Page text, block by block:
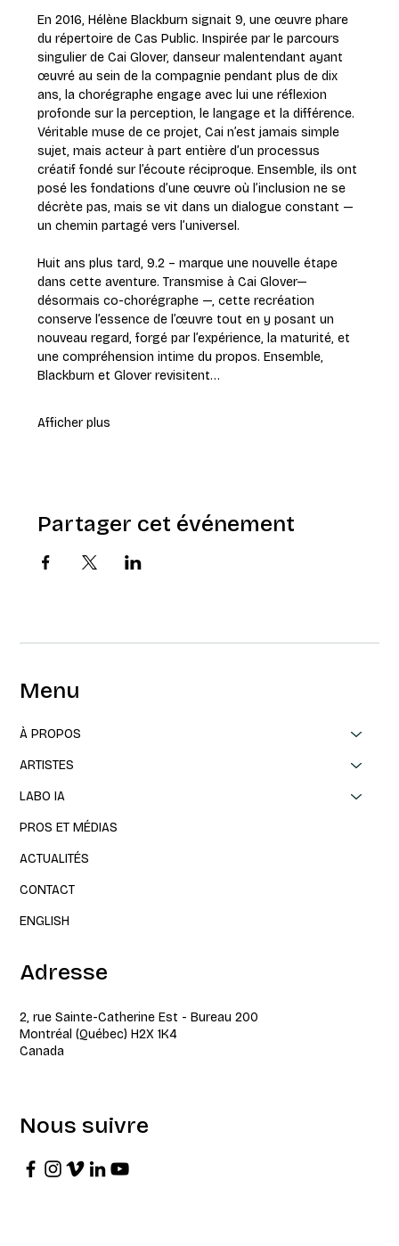
En 2016, Hélène Blackburn signait 9, une œuvre phare
du répertoire de Cas Public. Inspirée par le parcours
singulier de Cai Glover, danseur malentendant ayant
œuvré au sein de la compagnie pendant plus de dix
ans, la chorégraphe engage avec lui une réflexion
profonde sur la perception, le langage et la différence.
Véritable muse de ce projet, Cai n’est jamais simple
sujet, mais acteur à part entière d’un processus
créatif fondé sur l’écoute réciproque. Ensemble, ils ont
posé les fondations d’une œuvre où l’inclusion ne se
décrète pas, mais se vit dans un dialogue constant —
un chemin partagé vers l’universel.
Huit ans plus tard, 9.2 – marque une nouvelle étape
dans cette aventure. Transmise à Cai Glover—
désormais co-chorégraphe —, cette recréation
conserve l’essence de l’œuvre tout en y posant un
nouveau regard, forgé par l’expérience, la maturité, et
une compréhension intime du propos. Ensemble,
Blackburn et Glover revisitent…
Afficher plus
Partager cet événement
Menu
À PROPOS
ARTISTES
LABO IA
PROS ET MÉDIAS
ACTUALITÉS
CONTACT
ENGLISH
Adresse
2, rue Sainte-Catherine Est - Bureau 200
Montréal (Québec) H2X 1K4
Canada
Nous suivre